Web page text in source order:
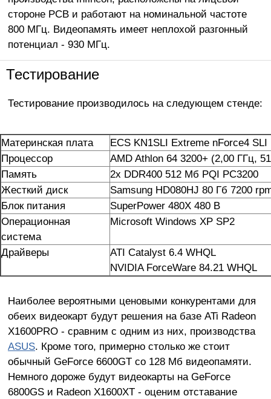
стороне PCB и работают на номинальной частоте
800 МГц. Видеопамять имеет неплохой разгонный
потенциал - 930 МГц.
Тестирование
Тестирование производилось на следующем стенде:
Материнская плата
ECS KN1SLI Extreme nForce4 SLI
Процессор
AMD Athlon 64 3200+ (2,00 ГГц,
Память
2х DDR400 512 Mб PQI PC3200
Жесткий диск
Samsung HD080HJ 80 Гб 7200
Блок питания
SuperPower 480X 480 В
Операционная
система
Microsoft Windows XP SP2
Драйверы
ATI Catalyst 6.4 WHQL
NVIDIA ForceWare 84.21 WHQL
Наиболее вероятными ценовыми конкурентами для
обеих видеокарт будут решения на базе ATi Radeon
X1600PRO - сравним с одним из них, производства
ASUS. Кроме того, примерно столько же стоит
обычный GeForce 6600GT со 128 Мб видеопамяти.
Немного дороже будут видеокарты на GeForce
6800GS и Radeon X1600XT - оценим отставание